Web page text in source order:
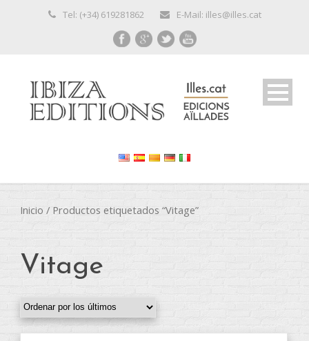
Tel: (+34) 619281862 E-Mail: illes@illes.cat
Inicio / Productos etiquetados “Vitage”
Vitage